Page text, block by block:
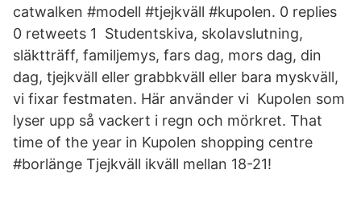
catwalken #modell #tjejkväll #kupolen. 0 replies
0 retweets 1 Studentskiva, skolavslutning,
släktträff, familjemys, fars dag, mors dag, din
dag, tjejkväll eller grabbkväll eller bara myskväll,
vi fixar festmaten. Här använder vi Kupolen som
lyser upp så vackert i regn och mörkret. That
time of the year in Kupolen shopping centre
#borlänge Tjejkväll ikväll mellan 18-21!